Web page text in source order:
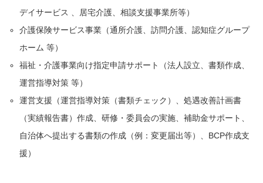
デイサービス 、居宅介護、相談支援事業所等）
介護保険サービス事業（通所介護、訪問介護、認知症グループ
ホーム 等）
福祉・介護事業向け指定申請サポート（法人設立、書類作成、
運営指導対策 等）
運営支援（運営指導対策（書類チェック）、処遇改善計画書
（実績報告書）作成、研修・委員会の実施、補助金サポート、
自治体へ提出する書類の作成（例：変更届出等）、BCP作成支
援）